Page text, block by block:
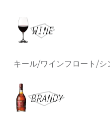
キール/ワインフロート/シ